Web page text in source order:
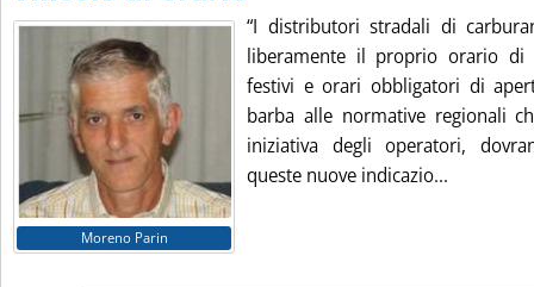
Moreno Parin
“I distributori stradali di
liberamente il proprio orario di
festivi e orari obbligatori di
barba alle normative regionali
iniziativa degli operatori,
queste nuove indicazio...